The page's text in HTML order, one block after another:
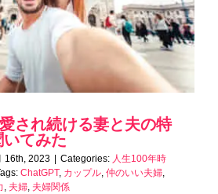
され続ける妻と夫の特
てみた
16th, 2023 Categories: 人生100年時
ChatGPT, カップル, 仲のいい夫婦,
, 夫婦, 夫婦関係